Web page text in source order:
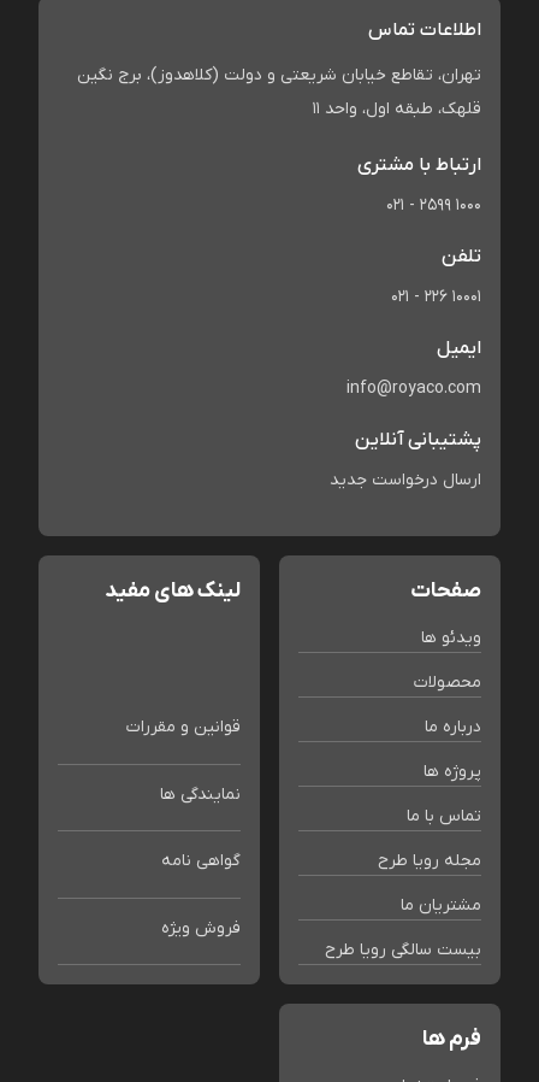
اطلاعات تماس
تهران، تقاطع خیابان شریعتی و دولت (کلاهدوز)، برج نگین
قلهک، طبقه اول، واحد 11
ارتباط با مشتری
021 - 2599 1000
تلفن
021 - 226 10001
ایمیل
info@royaco.com
پشتیبانی آنلاین
ارسال درخواست جدید
صفحات
ویدئو ها
محصولات
درباره ما
پروژه ها
تماس با ما
مجله رویا طرح
مشتریان ما
بیست سالگی رویا طرح
لینک های مفید
قوانین و مقررات
نمایندگی ها
گواهی نامه
فروش ویژه
فرم ها